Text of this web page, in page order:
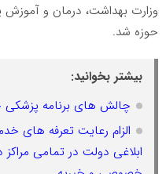
وزارت بهداشت، درمان و آموزش
حوزه شد.
بیشتر بخوانید:
چالش های برنامه پزشکی
الزام رعایت تعرفه
ابلاغی دولت در تمامی مراکز